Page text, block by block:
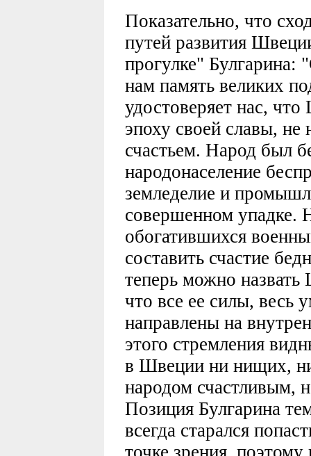
Показательно, что
путей развития
прогулке" Булгарина:
нам память великих
удостоверяет нас,
эпоху своей славы, не
счастьем. Народ был
народонаселение
земледелие и
совершенном упадке.
обогатившихся
составить счастие
теперь можно
что все ее силы, весь
направлены на
этого стремления
в Швеции ни нищих,
народом
Позиция Булгарина
всегда старался